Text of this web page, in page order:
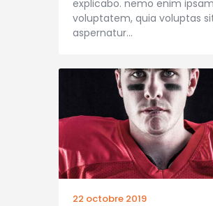
explicabo. nemo enim ipsam
voluptatem, quia voluptas
aspernatur…
22 octobre 2019